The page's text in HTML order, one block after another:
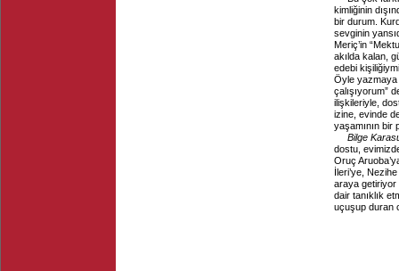
kimliğinin
bir durum.
sevginin
Meriç’in
akılda kalan,
edebi
Öyle yazmaya
çalışıyorum”
ilişkileriyle,
izine, evinde
yaşamının bir
Bilge
dostu,
Oruç
İleri’ye,
araya getiriyor
dair tanıklık
uçuşup duran